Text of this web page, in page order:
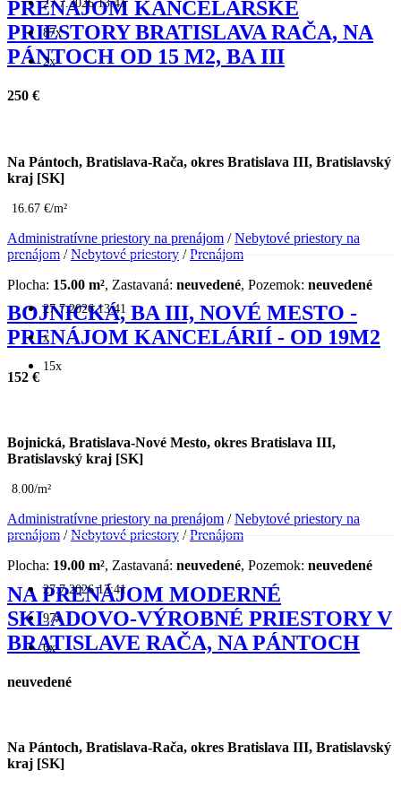
87x
2x
PRENÁJOM KANCELÁRSKE
PRIESTORY BRATISLAVA RAČA, NA
PÁNTOCH OD 15 M2, BA III
250 €
Na Pántoch, Bratislava-Rača, okres Bratislava III, Bratislavský
kraj [SK]
16.67 €/m²
Administratívne priestory na prenájom /Nebytové priestory na
prenájom /Nebytové priestory /Prenájom
Plocha: 15.00 m², Zastavaná: neuvedené, Pozemok: neuvedené
27.7.2026 13:41
x
15x
BOJNICKÁ, BA III, NOVÉ MESTO -
PRENÁJOM KANCELÁRIÍ - OD 19M2
152 €
Bojnická, Bratislava-Nové Mesto, okres Bratislava III,
Bratislavský kraj [SK]
8.00/m²
Administratívne priestory na prenájom /Nebytové priestory na
prenájom /Nebytové priestory /Prenájom
Plocha: 19.00 m², Zastavaná: neuvedené, Pozemok: neuvedené
27.7.2026 13:41
97x
6x
NA PRENÁJOM MODERNÉ
SKLADOVO-VÝROBNÉ PRIESTORY V
BRATISLAVE RAČA, NA PÁNTOCH
neuvedené
Na Pántoch, Bratislava-Rača, okres Bratislava III, Bratislavský
kraj [SK]